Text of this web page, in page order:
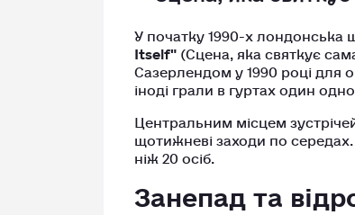
У початку 1990-х лондонська
Itself"(Сцена, яка святкує
Сазерлендом у 1990 році для
іноді грали в гуртах один
Центральним місцем
щотижневі заходи по
ніж 20 осіб.
Занепад та